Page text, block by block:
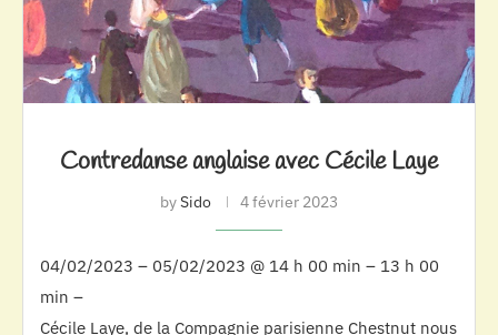
Contredanse anglaise avec Cécile Laye
bySido 4 février 2023
04/02/2023 – 05/02/2023 @ 14 h 00 min – 13 h 00
min –
Cécile Laye, de la Compagnie parisienne Chestnut nous